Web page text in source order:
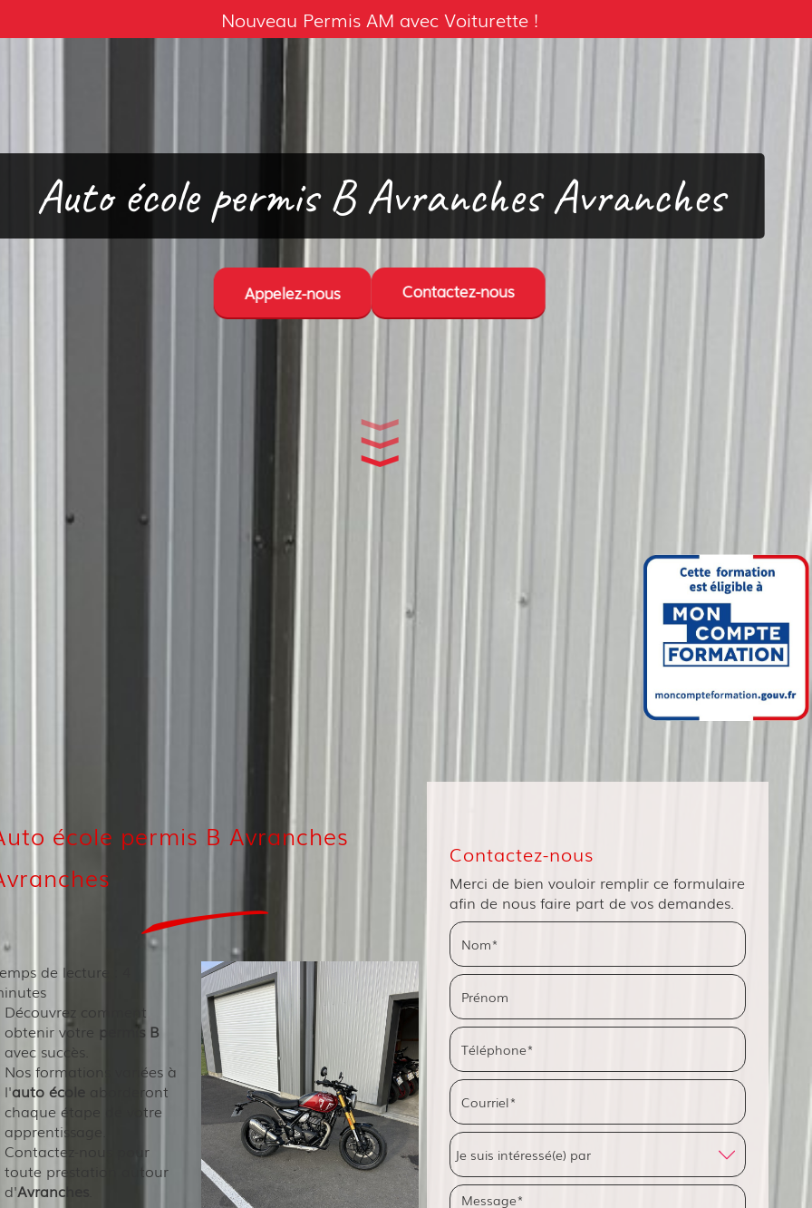
Nouveau Permis AM avec Voiturette !
Auto école permis B Avranches Avranches
Appelez-nous Contactez-nous
école permis B Avranches
de lecture : 4
Découvrez comment
obtenir votre permis B
avec succès.
Nos formations variées à
l'auto école aborderont
chaque étape de votre
apprentissage.
Contactez-nous pour
toute prestation autour
d'Avranches
Contactez-nous
Merci de bien vouloir remplir ce formulaire
afin de nous faire part de vos demandes.